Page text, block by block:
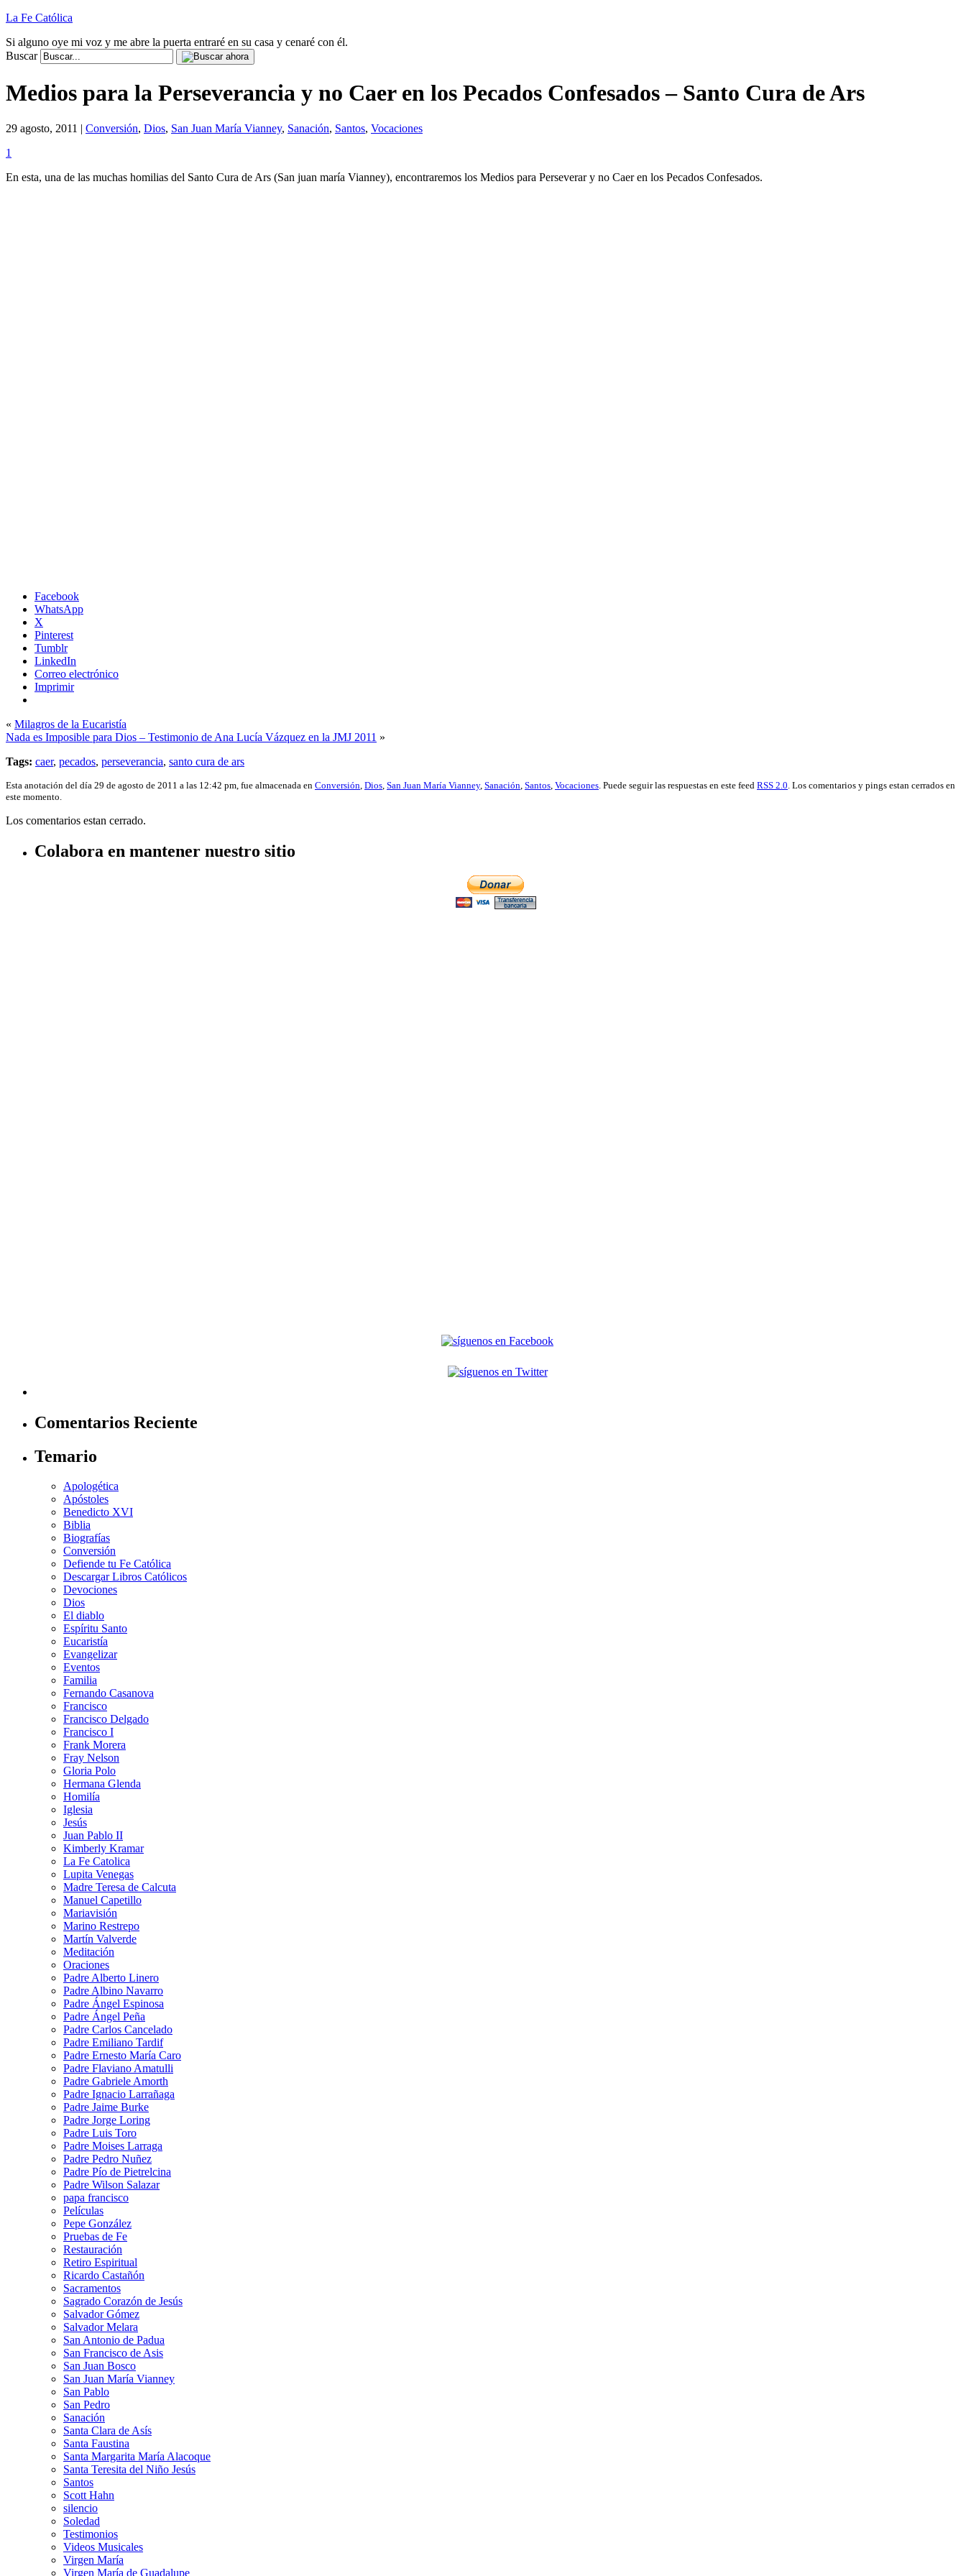
La Fe Católica
Si alguno oye mi voz y me abre la puerta entraré en su casa y cenaré con él.
Buscar
Medios para la Perseverancia y no Caer en los Pecados Confesados – Santo Cura de Ars
29 agosto, 2011 | Conversión, Dios, San Juan María Vianney, Sanación, Santos, Vocaciones
1
En esta, una de las muchas homilias del Santo Cura de Ars (San juan maría Vianney), encontraremos los Medios para Perseverar y no Caer en los Pecados Confesados.
Facebook
WhatsApp
X
Pinterest
Tumblr
LinkedIn
Correo electrónico
Imprimir
« Milagros de la Eucaristía
Nada es Imposible para Dios – Testimonio de Ana Lucía Vázquez en la JMJ 2011 »
Tags: caer, pecados, perseverancia, santo cura de ars
Esta anotación del día 29 de agosto de 2011 a las 12:42 pm, fue almacenada en Conversión Dios San Juan María Vianney, Sanación Santos Vocaciones . Puede seguir las respuestas en este feed RSS 2.0 . Los comentarios y pings estan cerrados en
este momento.
Los comentarios estan cerrado.
Colabora en mantener nuestro sitio
Comentarios Reciente
Temario
Apologética
Apóstoles
Benedicto XVI
Biblia
Biografías
Conversión
Defiende tu Fe Católica
Descargar Libros Católicos
Devociones
Dios
El diablo
Espíritu Santo
Eucaristía
Evangelizar
Eventos
Familia
Fernando Casanova
Francisco
Francisco Delgado
Francisco I
Frank Morera
Fray Nelson
Gloria Polo
Hermana Glenda
Homilía
Iglesia
Jesús
Juan Pablo II
Kimberly Kramar
La Fe Catolica
Lupita Venegas
Madre Teresa de Calcuta
Manuel Capetillo
Mariavisión
Marino Restrepo
Martín Valverde
Meditación
Oraciones
Padre Alberto Linero
Padre Albino Navarro
Padre Ángel Espinosa
Padre Ángel Peña
Padre Carlos Cancelado
Padre Emiliano Tardif
Padre Ernesto María Caro
Padre Flaviano Amatulli
Padre Gabriele Amorth
Padre Ignacio Larrañaga
Padre Jaime Burke
Padre Jorge Loring
Padre Luis Toro
Padre Moises Larraga
Padre Pedro Nuñez
Padre Pío de Pietrelcina
Padre Wilson Salazar
papa francisco
Películas
Pepe González
Pruebas de Fe
Restauración
Retiro Espiritual
Ricardo Castañón
Sacramentos
Sagrado Corazón de Jesús
Salvador Gómez
Salvador Melara
San Antonio de Padua
San Francisco de Asis
San Juan Bosco
San Juan María Vianney
San Pablo
San Pedro
Sanación
Santa Clara de Asís
Santa Faustina
Santa Margarita María Alacoque
Santa Teresita del Niño Jesús
Santos
Scott Hahn
silencio
Soledad
Testimonios
Videos Musicales
Virgen María
Virgen María de Guadalupe